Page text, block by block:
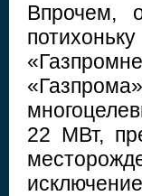
Впрочем,
22 МВт,